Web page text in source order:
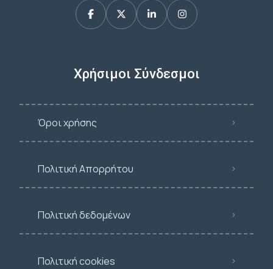
Χρήσιμοι Σύνδεσμοι
Όροι χρήσης
Πολιτική Απορρήτου
Πολιτική δεδομένων
Πολιτική cookies